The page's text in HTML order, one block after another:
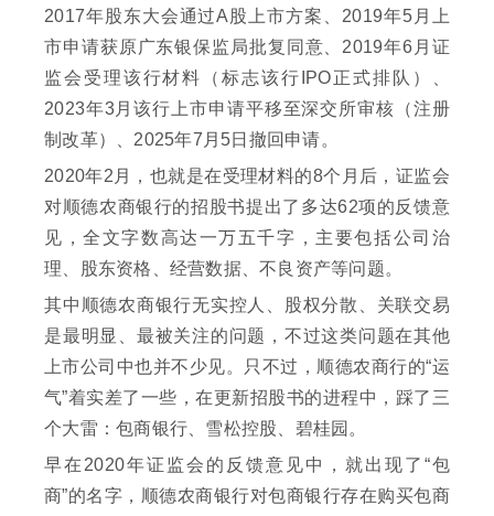
2017年股东大会通过A股上市方案、2019年5月上
市申请获原广东银保监局批复同意、2019年6月证
监会受理该行材料（标志该行IPO正式排队）、
2023年3月该行上市申请平移至深交所审核（注册
制改革）、2025年7月5日撤回申请。
2020年2月，也就是在受理材料的8个月后，证监会
对顺德农商银行的招股书提出了多达62项的反馈意
见，全文字数高达一万五千字，主要包括公司治
理、股东资格、经营数据、不良资产等问题。
其中顺德农商银行无实控人、股权分散、关联交易
是最明显、最被关注的问题，不过这类问题在其他
上市公司中也并不少见。只不过，顺德农商行的“运
气”着实差了一些，在更新招股书的进程中，踩了三
个大雷：包商银行、雪松控股、碧桂园。
早在2020年证监会的反馈意见中，就出现了“包
商”的名字，顺德农商银行对包商银行存在购买包商